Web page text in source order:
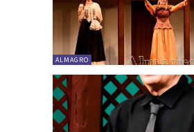
ALMAGRO